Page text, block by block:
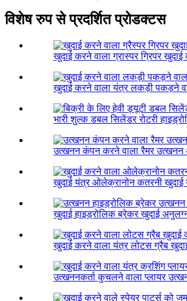
विशेष रुप से प्रदर्शित प्रोडक्टस
खुदाई करने वाला ग्रास्पर ग्रिपर
खुदाई करने वाला यंत्र लकड़ी पकड़ने
भारी शुल्क डबल सिलेंडर रोटरी
उत्खनन कंपन करने वाला रैमर
खुदाई यंत्र ओलेक्रानोन कतरनी
खुदाई हाइड्रोलिक ब्रेकर खुदाई
खुदाई करने वाला यंत्र लोटस ग्रैब
उत्खननकर्ता कुचलने वाला प्लायर